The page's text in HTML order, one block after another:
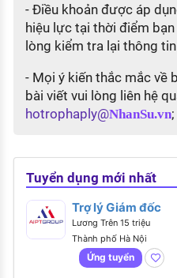
- Điều khoản được áp
hiệu lực tại thời điểm
lòng kiểm tra lại thông
- Mọi ý kiến thắc mắc về
bài viết vui lòng liên hệ
hotrophaply@NhanSu.vn;
Tuyển dụng mới nhất
Trợ lý Giám đốc
Lương Trên 15 triệu
Thành phố Hà Nội
Ứng tuyển